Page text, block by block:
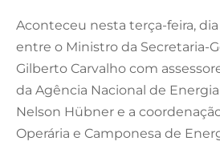
Aconteceu nesta terça-feira,
entre o Ministro da Secretaria-
Gilberto Carvalho com
da Agência Nacional de
Nelson Hübner e a
Operária e Camponesa de